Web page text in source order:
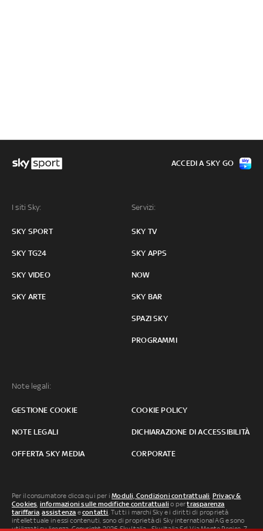
I siti Sky:
SKY SPORT
SKY TG24
SKY VIDEO
SKY ARTE
Servizi:
SKY TV
SKY APPS
NOW
SKY BAR
SPAZI SKY
PROGRAMMI
Note legali:
GESTIONE COOKIE COOKIE POLICY
NOTE LEGALI DICHIARAZIONE DI ACCESSIBILITÀ
OFFERTA SKY MEDIA CORPORATE
ACCEDI A SKY GO
Per il consumatore clicca qui per iModuli, Condizioni contrattuali, Privacy &
Cookies, informazioni sulle modifiche contrattuali o pertrasparenza
tariffaria,assistenza econtatti. Tutti i marchi Sky e i diritti di proprietà
intellettuale in essi contenuti, sono di proprietà di Sky international AG e sono
utilizzati su licenza. Copyright 2026 Sky Italia - Sky Italia Srl Via Monte Penice, 7 -